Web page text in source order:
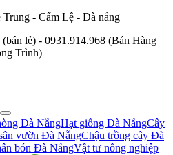
- Cẩm Lệ - Đà nẵng
lẻ) - 0931.914.968 (Bán Hàng
Trình)
Đà NẵngHạt giống Đà NẵngCây
vườn Đà NẵngChậu trồng cây Đà
bón Đà NẵngVật tư nông nghiệp